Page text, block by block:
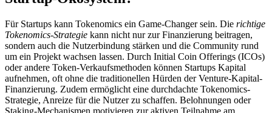
Für Startups kann Tokenomics ein Game-Changer sein. Die richtige
Tokenomics-Strategie kann nicht nur zur Finanzierung beitragen,
sondern auch die Nutzerbindung stärken und die Community rund
um ein Projekt wachsen lassen. Durch Initial Coin Offerings (ICOs)
oder andere Token-Verkaufsmethoden können Startups Kapital
aufnehmen, oft ohne die traditionellen Hürden der Venture-Kapital-
Finanzierung. Zudem ermöglicht eine durchdachte Tokenomics-
Strategie, Anreize für die Nutzer zu schaffen. Belohnungen oder
Staking-Mechanismen motivieren zur aktiven Teilnahme am